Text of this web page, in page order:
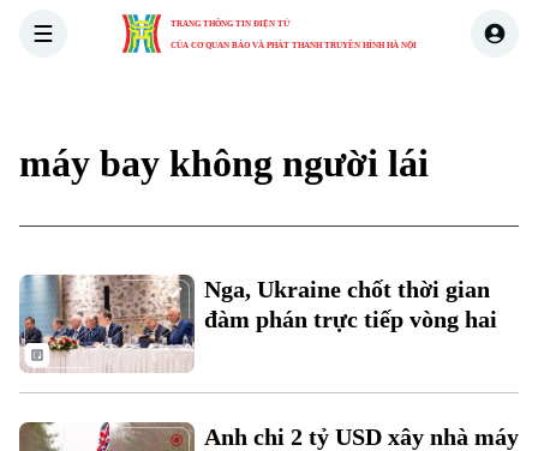
TRANG THÔNG TIN ĐIỆN TỬ
CỦA CƠ QUAN BÁO VÀ PHÁT THANH TRUYỀN HÌNH HÀ NỘI
máy bay không người lái
Nga, Ukraine chốt thời gian
đàm phán trực tiếp vòng hai
Anh chi 2 tỷ USD xây nhà máy